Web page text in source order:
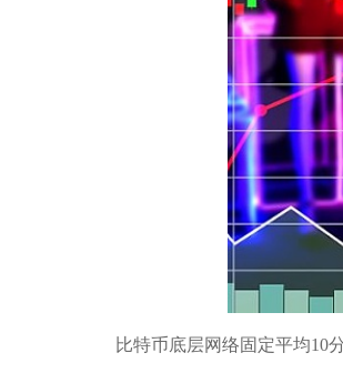
比特币底层网络固定平均10